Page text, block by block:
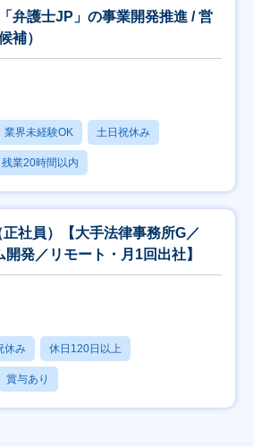
弁護士JP」の事業開発推進 / 営
補）
業界未経験OK 土日祝休み
残業20時間以内
社員）【大手法律事務所G／
発／リモート・月1回出社】
休み 休日120日以上
賞与あり